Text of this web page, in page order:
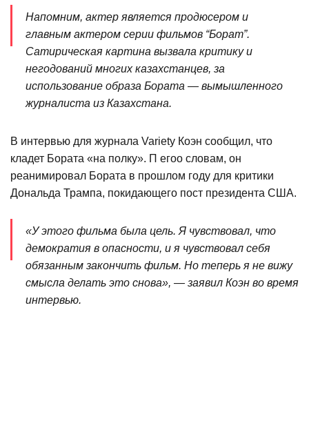
Напомним, актер является продюсером и
главным актером серии фильмов “Борат”.
Сатирическая картина вызвала критику и
негодований многих казахстанцев, за
использование образа Бората — вымышленного
журналиста из Казахстана.
В интервью для журнала Variety Коэн сообщил, что
кладет Бората «на полку». П егоо словам, он
реанимировал Бората в прошлом году для критики
Дональда Трампа, покидающего пост президента США.
«У этого фильма была цель. Я чувствовал, что
демократия в опасности, и я чувствовал себя
обязанным закончить фильм. Но теперь я не вижу
смысла делать это снова», — заявил Коэн во время
интервью.